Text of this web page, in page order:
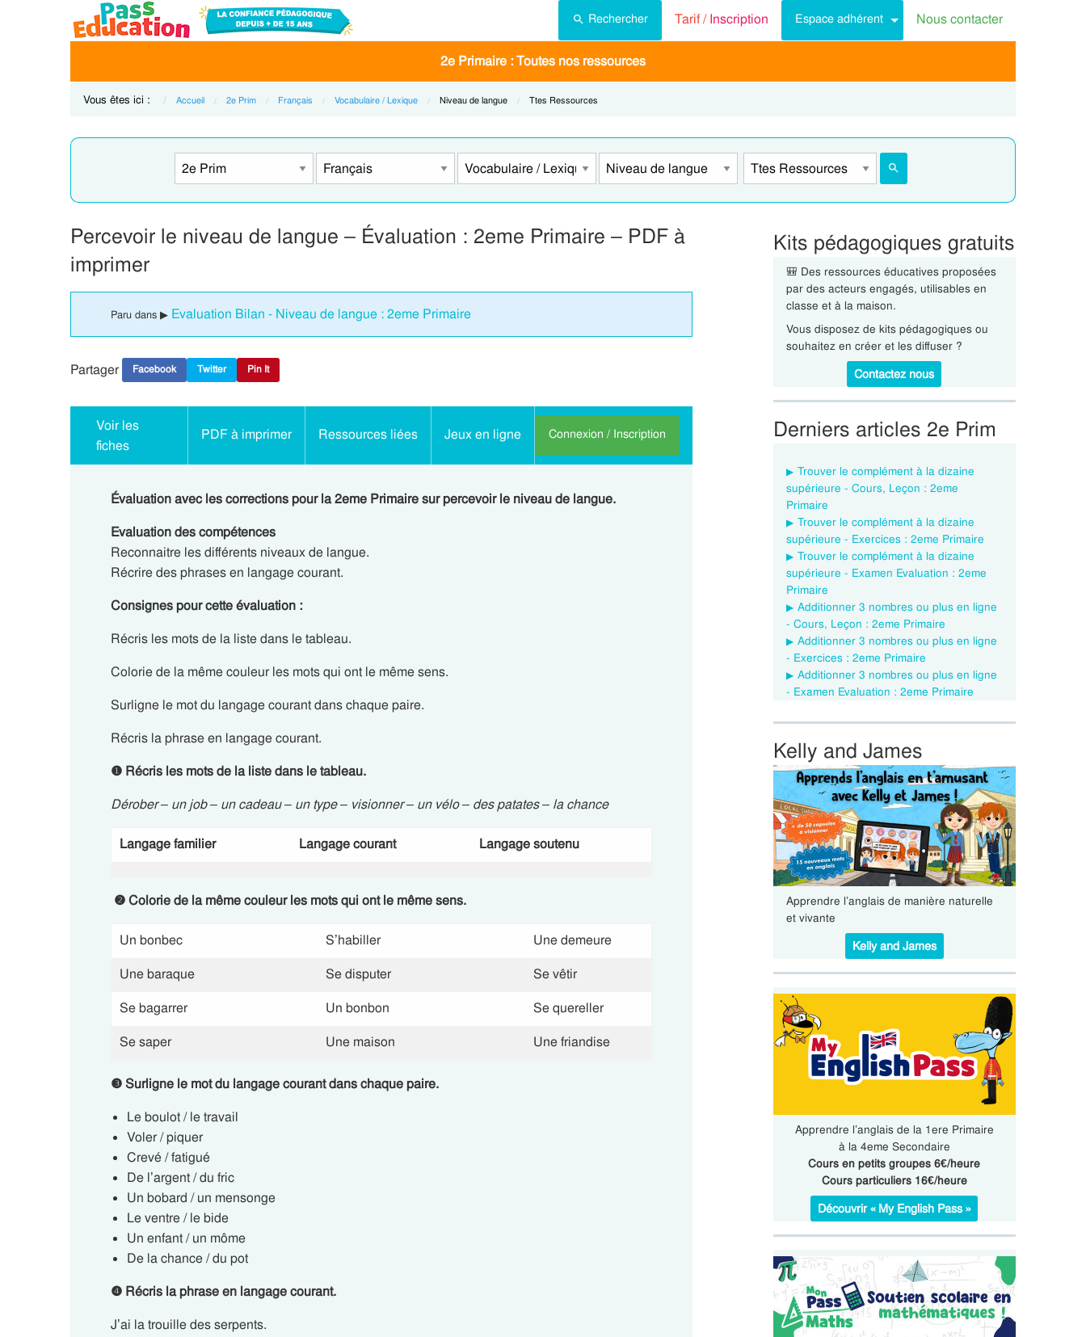
Rechercher Tarif /Inscription Espace adhérent Nous contacter
2e Primaire : Toutes nos ressources
Vous êtes ici : Accueil 2e Prim Français Vocabulaire / Lexique Current:
Niveau de langue Current:
Ttes Ressources
Percevoir le niveau de langue – Évaluation : 2eme Primaire – PDF à
imprimer
Paru dans ▶ Evaluation Bilan - Niveau de langue : 2eme Primaire
Partager Facebook Twitter Pin It
Voir les
fiches
PDF à imprimer Ressources liées Jeux en ligne Connexion / Inscription
Évaluation avec les corrections pour la 2eme Primaire sur percevoir le niveau de langue.
Evaluation des compétences
Reconnaitre les différents niveaux de langue.
Récrire des phrases en langage courant.
Consignes pour cette évaluation :
Récris les mots de la liste dans le tableau.
Colorie de la même couleur les mots qui ont le même sens.
Surligne le mot du langage courant dans chaque paire.
Récris la phrase en langage courant.
❶ Récris les mots de la liste dans le tableau.
Dérober – un job – un cadeau – un type – visionner – un vélo – des patates – la chance
Langage familier Langage courant Langage soutenu
❷Colorie de la même couleur les mots qui ont le même sens.
Un bonbec S’habiller
Une demeure
Une baraque
Se disputer
Se vêtir
Se bagarrer
Un bonbon
Se quereller
Se saper
Une maison Une friandise
❸Surligne le mot du langage courant dans chaque paire.
Le boulot / le travail
Voler / piquer
Crevé / fatigué
De l’argent / du fric
Un bobard / un mensonge
Le ventre / le bide
Un enfant / un môme
De la chance / du pot
❹ Récris la phrase en langage courant.
J’ai la trouille des serpents.
Kits pédagogiques gratuits
🎒 Des ressources éducatives proposées
par des acteurs engagés, utilisables en
classe et à la maison.
Vous disposez de kits pédagogiques ou
souhaitez en créer et les diffuser ?
Contactez nous
Derniers articles 2e Prim
Trouver le complément à la dizaine
supérieure - Cours, Leçon : 2eme
Primaire
Trouver le complément à la dizaine
supérieure - Exercices : 2eme Primaire
Trouver le complément à la dizaine
supérieure - Examen Evaluation : 2eme
Primaire
Additionner 3 nombres ou plus en ligne
- Cours, Leçon : 2eme Primaire
Additionner 3 nombres ou plus en ligne
- Exercices : 2eme Primaire
Additionner 3 nombres ou plus en ligne
- Examen Evaluation : 2eme Primaire
Kelly and James
Apprendre l’anglais de manière naturelle
et vivante
Kelly and James
Apprendre l’anglais de la 1ere Primaire
à la 4eme Secondaire
Cours en petits groupes 6€/heure
Cours particuliers 16€/heure
Découvrir « My English Pass »